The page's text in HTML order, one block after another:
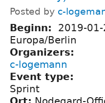
Posted by c-
Beginn: 2019-
Europa/Berlin
Organizers:
c-logemann
Event type:
Sprint